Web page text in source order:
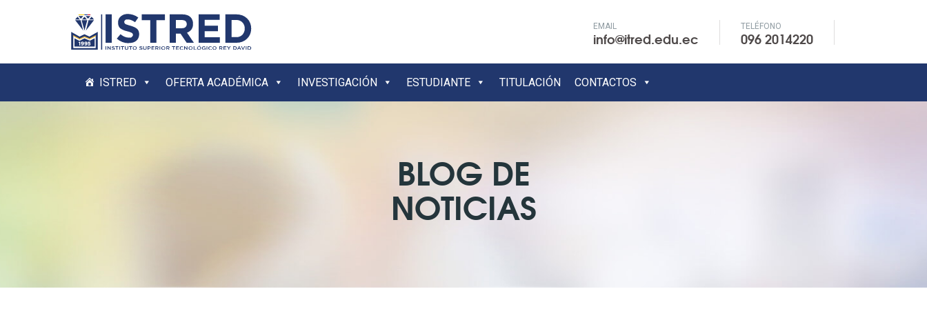
EMAIL
info@itred.edu.ec
TELÉFONO
096 2014220
ISTRED OFERTA ACADÉMICA INVESTIGACIÓN ESTUDIANTE TITULACIÓN CONTACTOS
BLOG DE
NOTICIAS